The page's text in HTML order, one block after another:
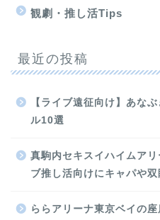
観劇・推し活Tips
最近の投稿
【ライブ遠征向け】あな
ル10選
真駒内セキスイハイムア
ブ推し活向けにキャパや
ららアリーナ東京ベイの